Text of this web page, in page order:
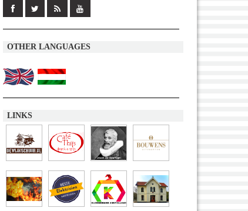
OTHER LANGUAGES
LINKS